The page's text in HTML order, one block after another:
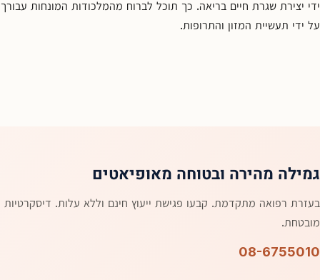
ידי יצירת שגרת חיים בריאה. כך תוכל לברוח מהמלכודות המונחות עבורך
על ידי תעשיית המזון והתרופות.
גמילה מהירה ובטוחה מאופיאטים
בעזרת רפואה מתקדמת. קבעו פגישת ייעוץ חינם וללא עלות. דיסקרטיות
מובטחת.
08-6755010